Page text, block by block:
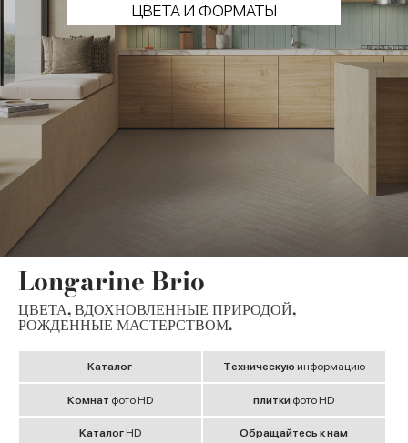
ЦВЕТА И ФОРМАТЫ
Longarine Brio
ЦВЕТА, ВДОХНОВЛЕННЫЕ ПРИРОДОЙ,
РОЖДЕННЫЕ МАСТЕРСТВОМ.
Kаталог Tехническую информацию
Комнат фото HD плитки фото HD
Kаталог HD Обращайтесь к нам